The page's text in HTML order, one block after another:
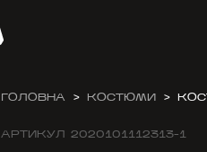
ГОЛОВНА > КОСТЮМИ >
АРТИКУЛ 2020101112313-1